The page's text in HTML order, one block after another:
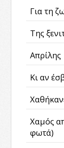
Για τη
Της
Απρίλης
Κι αν
Χαμός
φωτά)